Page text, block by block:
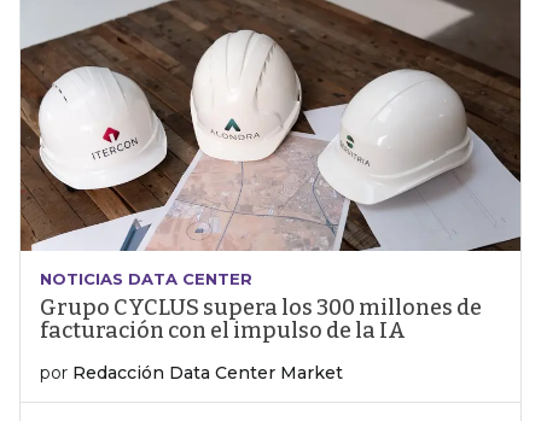
NOTICIAS DATA CENTER
Grupo CYCLUS supera los 300 millones de
facturación con el impulso de la IA
por Redacción Data Center Market